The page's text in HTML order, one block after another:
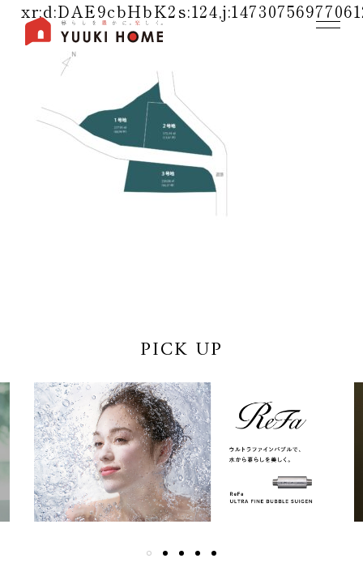
PICK UP